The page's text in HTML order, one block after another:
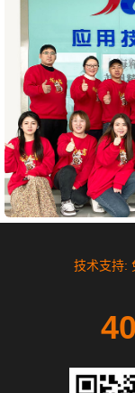
技术支持: